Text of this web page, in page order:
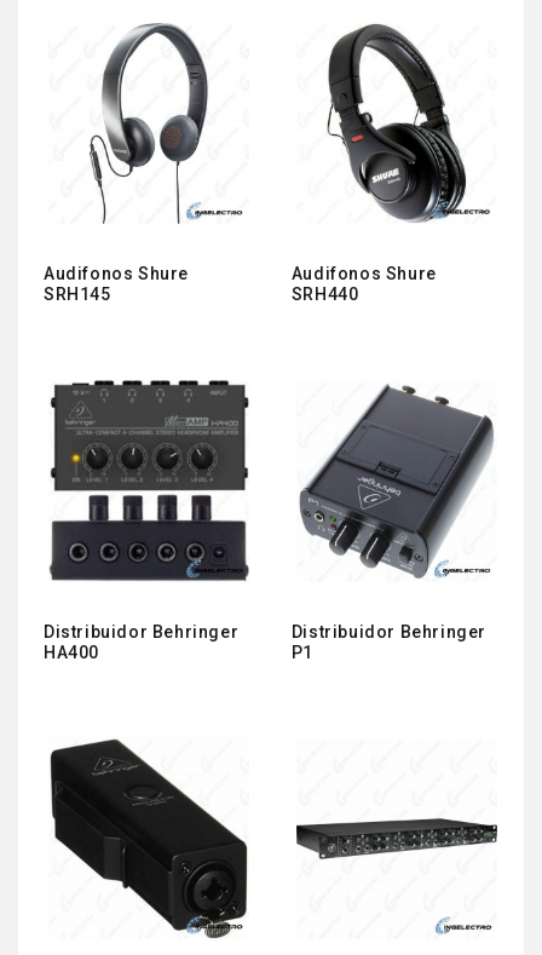
Audifonos Shure
SRH145
Audifonos Shure
SRH440
Distribuidor Behringer
HA400
Distribuidor Behringer
P1